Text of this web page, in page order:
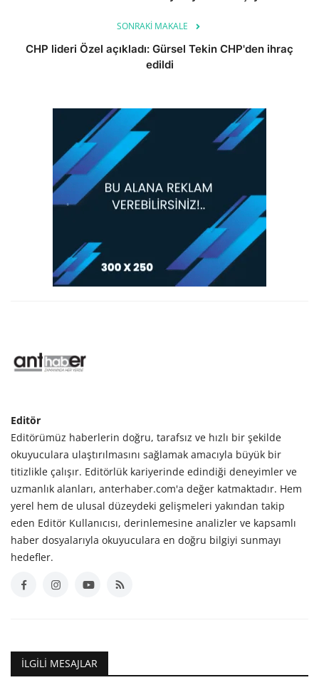
SONRAKI MAKALE
CHP lideri Özel açıkladı: Gürsel Tekin CHP'den ihraç
edildi
Editör
Editörümüz haberlerin doğru, tarafsız ve hızlı bir şekilde
okuyuculara ulaştırılmasını sağlamak amacıyla büyük bir
titizlikle çalışır. Editörlük kariyerinde edindiği deneyimler ve
uzmanlık alanları, anterhaber.com'a değer katmaktadır. Hem
yerel hem de ulusal düzeydeki gelişmeleri yakından takip
eden Editör Kullanıcısı, derinlemesine analizler ve kapsamlı
haber dosyalarıyla okuyuculara en doğru bilgiyi sunmayı
hedefler.
İLGILI MESAJLAR